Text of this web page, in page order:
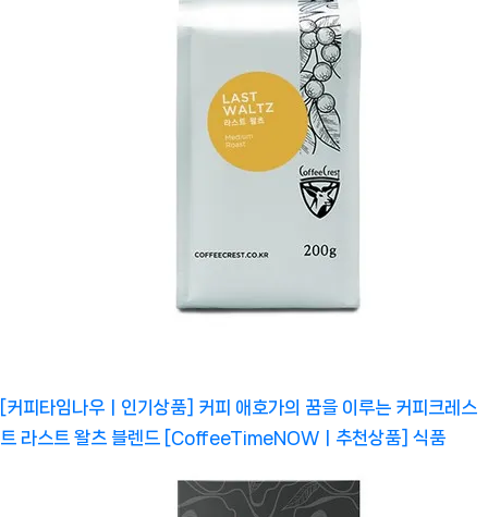
[커피타임나우ㅣ인기상품] 커피 애호가의 꿈을 이루는 커피크레스
트 라스트 왈츠 블렌드 [CoffeeTimeNOWㅣ추천상품]
식품